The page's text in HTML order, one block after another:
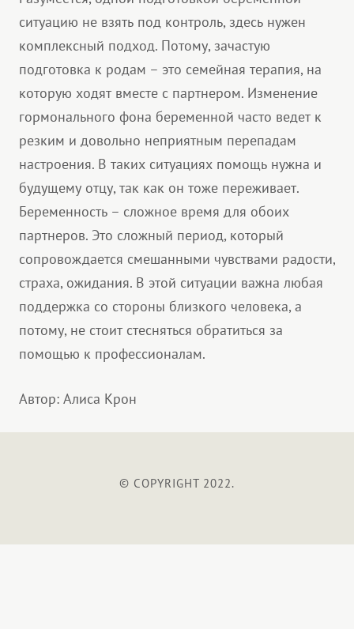
ситуацию не взять под контроль, здесь нужен
комплексный подход. Потому, зачастую
подготовка к родам – это семейная терапия, на
которую ходят вместе с партнером. Изменение
гормонального фона беременной часто ведет к
резким и довольно неприятным перепадам
настроения. В таких ситуациях помощь нужна и
будущему отцу, так как он тоже переживает.
Беременность – сложное время для обоих
партнеров. Это сложный период, который
сопровождается смешанными чувствами радости,
страха, ожидания. В этой ситуации важна любая
поддержка со стороны близкого человека, а
потому, не стоит стесняться обратиться за
помощью к профессионалам.
Автор: Алиса Крон
© COPYRIGHT 2022.